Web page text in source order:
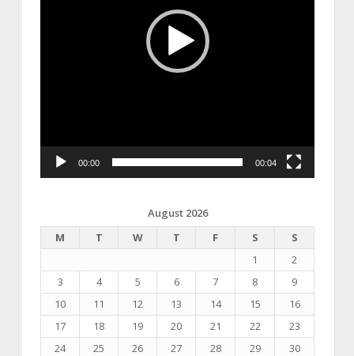
00:00 00:04
August 2026
M
T W T F S
S
1
2
3
4 5 6 7 8
9
10
11 12 13 14 15
16
17
18 19 20 21 22
23
24
25 26 27 28 29
30